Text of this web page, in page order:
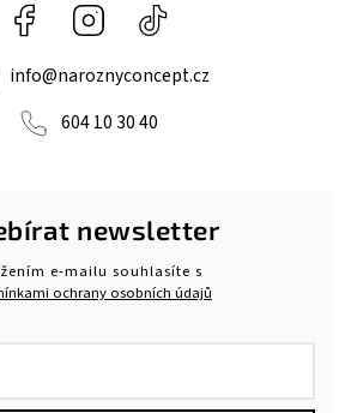
Facebook Instagram
info@naroznyconcept.cz
604 10 30 40
newsletter
e-mailu souhlasíte s
ochrany osobních údajů